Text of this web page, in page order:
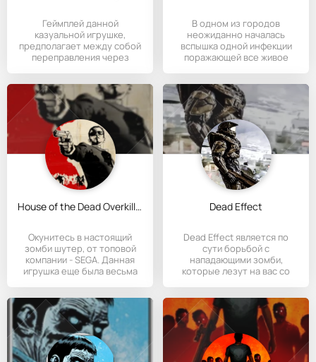
Геймплей данной
казуальной игрушке,
предполагает между собой
переправления через
В одном из городов
неожиданно началась
вспышка одной инфекции
поражающей все живое
House of the Dead Overkill: LR
Окунитесь в настоящий
зомби шутер, от топовой
компании - SEGA. Данная
игрушка еще была весьма
Dead Effect
Dead Effect является по
сути борьбой с
нападающими зомби,
которые лезут на вас со